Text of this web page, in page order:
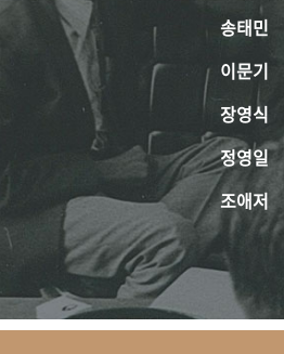
송태민
이문기
장영식
정영일
조애저